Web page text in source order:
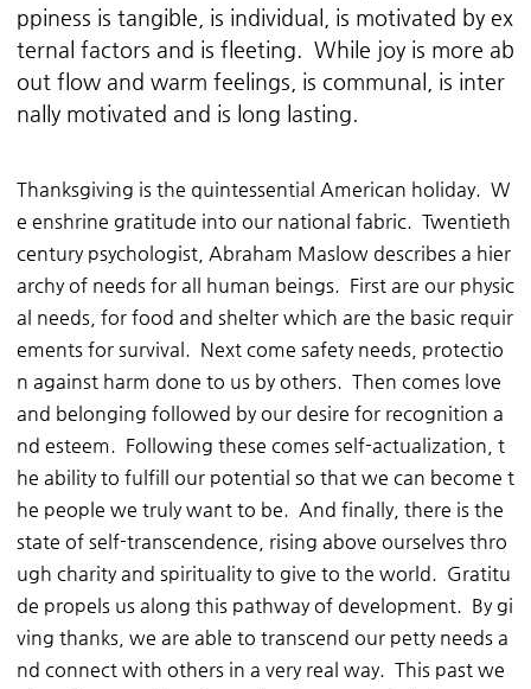
ppiness is tangible, is individual, is motivated by ex
ternal factors and is fleeting. While joy is more ab
out flow and warm feelings, is communal, is inter
nally motivated and is long lasting.
Thanksgiving is the quintessential American holiday. W
e enshrine gratitude into our national fabric. Twentieth
century psychologist, Abraham Maslow describes a hier
archy of needs for all human beings. First are our physic
al needs, for food and shelter which are the basic requir
ements for survival. Next come safety needs, protectio
n against harm done to us by others. Then comes love
and belonging followed by our desire for recognition a
nd esteem. Following these comes self-actualization, t
he ability to fulfill our potential so that we can become t
he people we truly want to be. And finally, there is the
state of self-transcendence, rising above ourselves thro
ugh charity and spirituality to give to the world. Gratitu
de propels us along this pathway of development. By gi
ving thanks, we are able to transcend our petty needs a
nd connect with others in a very real way. This past we